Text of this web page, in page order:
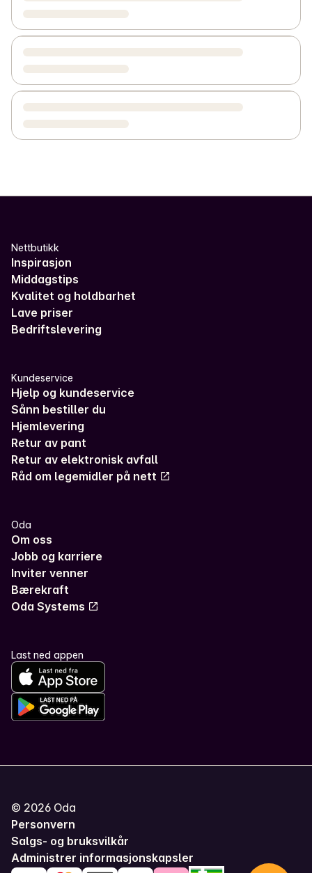
Nettbutikk
Inspirasjon
Middagstips
Kvalitet og holdbarhet
Lave priser
Bedriftslevering
Kundeservice
Hjelp og kundeservice
Sånn bestiller du
Hjemlevering
Retur av pant
Retur av elektronisk avfall
Råd om legemidler på nett
Oda
Om oss
Jobb og karriere
Inviter venner
Bærekraft
Oda Systems
Last ned appen
© 2026 Oda
Personvern
Salgs- og bruksvilkår
Administrer informasjonskapsler